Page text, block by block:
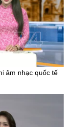
âm nhạc quốc tế